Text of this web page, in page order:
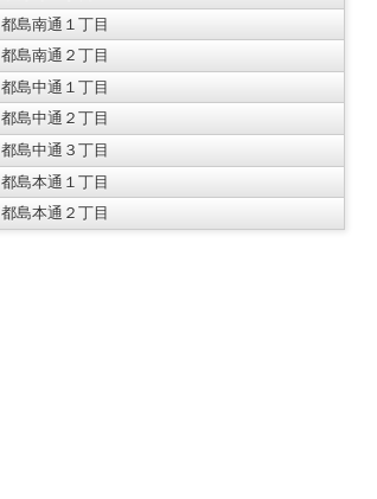
都島南通１丁目
都島南通２丁目
都島中通１丁目
都島中通２丁目
都島中通３丁目
都島本通１丁目
都島本通２丁目